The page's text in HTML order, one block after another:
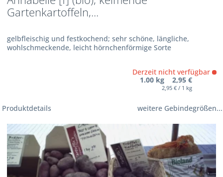
Gartenkartoffeln,...
gelbfleischig und festkochend; sehr schöne, längliche,
wohlschmeckende, leicht hörnchenförmige Sorte
Derzeit nicht verfügbar
1.00 kg 2,95 €
2,95 € / 1 kg
Produktdetails weitere Gebindegrößen...